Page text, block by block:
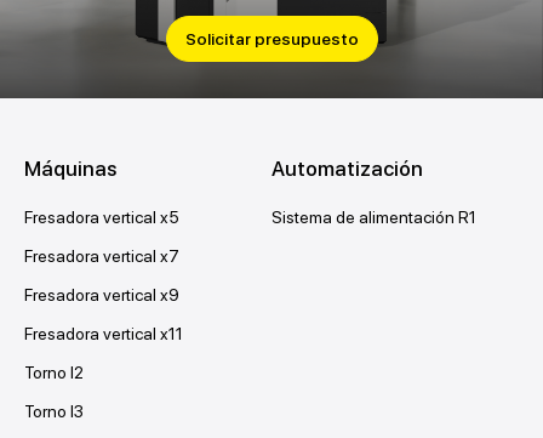
Solicitar presupuesto
Máquinas
Fresadora vertical x5
Fresadora vertical x7
Fresadora vertical x9
Fresadora vertical x11
Torno l2
Torno l3
Automatización
Sistema de alimentación R1